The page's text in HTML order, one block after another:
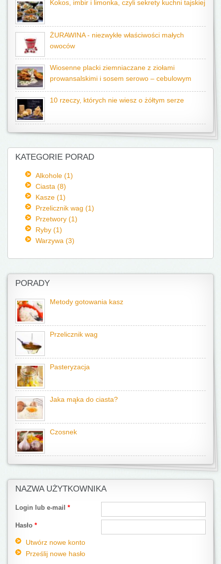
Kokos, imbir i limonka, czyli sekrety kuchni tajskiej
ŻURAWINA - niezwykłe właściwości małych
owoców
Wiosenne placki ziemniaczane z ziołami
prowansalskimi i sosem serowo – cebulowym
10 rzeczy, których nie wiesz o żółtym serze
KATEGORIE PORAD
Alkohole (1)
Ciasta (8)
Kasze (1)
Przelicznik wag (1)
Przetwory (1)
Ryby (1)
Warzywa (3)
PORADY
Metody gotowania kasz
Przelicznik wag
Pasteryzacja
Jaka mąka do ciasta?
Czosnek
NAZWA UŻYTKOWNIKA
Login lub e-mail *
Hasło *
Utwórz nowe konto
Prześlij nowe hasło